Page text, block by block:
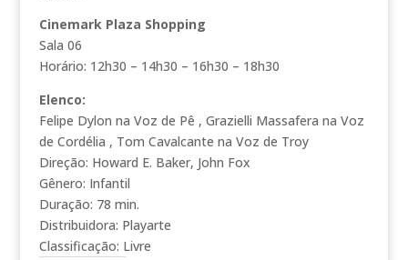
Cinemark Plaza Shopping
Sala 06
Horário: 12h30 – 14h30 – 16h30 – 18h30
Elenco:
Felipe Dylon na Voz de Pê , Grazielli Massafera na Voz
de Cordélia , Tom Cavalcante na Voz de Troy
Direção: Howard E. Baker, John Fox
Gênero: Infantil
Duração: 78 min.
Distribuidora: Playarte
Classificação: Livre